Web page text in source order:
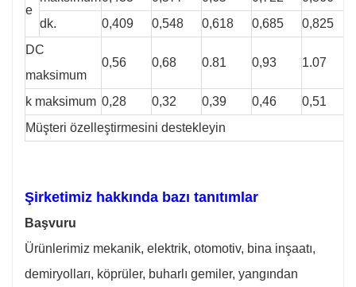
e
dk.
0,409 0,548 0,618 0,685 0,825
DC
maksimum
0,56 0,68 0.81 0,93 1.07
k maksimum 0,28 0,32 0,39 0,46 0,51
Müşteri özelleştirmesini destekleyin
Şirketimiz hakkında bazı tanıtımlar
Başvuru
Ürünlerimiz mekanik, elektrik, otomotiv, bina inşaatı,
demiryolları, köprüler, buharlı gemiler, yangından